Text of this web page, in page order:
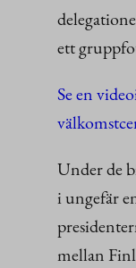
ett
Se en
Under de
i ungefär
mellan